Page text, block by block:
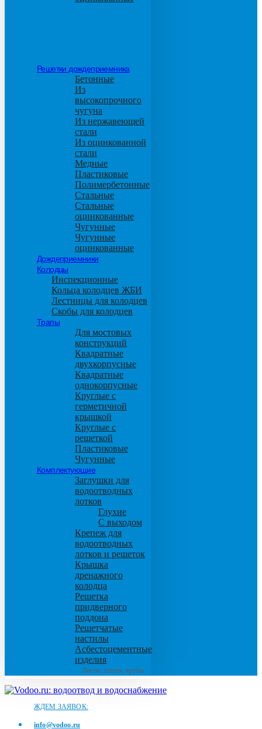
Решетки дождеприемника
Бетонные
Из
высокопрочного
чугуна
Из нержавеющей
стали
Из оцинкованной
стали
Медные
Пластиковые
Полимербетонные
Стальные
Стальные
оцинкованные
Чугунные
Чугунные
оцинкованные
Дождеприемники
Колодцы
Инспекционные
Кольца колодцев ЖБИ
Лестницы для колодцев
Скобы для колодцев
Трапы
Для мостовых
конструкций
Квадратные
двухкорпусные
Квадратные
однокорпусные
Круглые с
герметичной
крышкой
Круглые с
решеткой
Пластиковые
Чугунные
Комплектующие
Заглушки для
водоотводных
лотков
Глухие
С выходом
Крепеж для
водоотводных
лотков и решеток
Крышка
дренажного
колодца
Решетка
придверного
поддона
Решетчатые
настилы
Асбестоцементные
изделия
Листы, плиты, трубы
ЖДЕМ ЗАЯВОК:
info@vodoo.ru